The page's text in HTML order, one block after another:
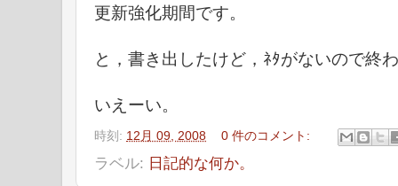
更新強化期間です。
と，書き出したけど，ﾈﾀがないので終
いえーい。
時刻: 12月 09, 2008 0 件のコメント:
ラベル: 日記的な何か。